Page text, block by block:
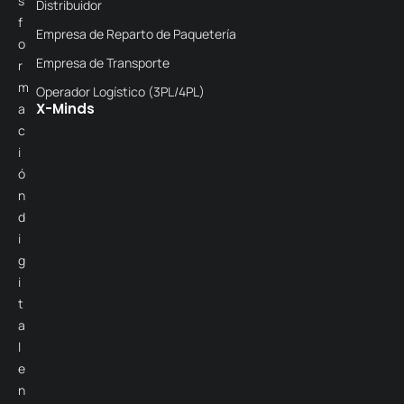
f
o
r
m
a
c
i
ó
n
d
i
g
i
t
a
l
e
n
Distribuidor
Empresa de Reparto de Paquetería
Empresa de Transporte
Operador Logístico (3PL/4PL)
X-Minds